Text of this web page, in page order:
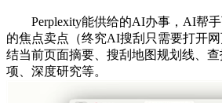
Perplexity能供给的AI办事，AI帮手
的焦点卖点（终究AI搜刮只需要打开
结当前页面摘要、搜刮地图规划线、
项、深度研究等。